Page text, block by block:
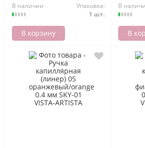
В наличии
Упаковка:
1 шт.
В корзину
В
В